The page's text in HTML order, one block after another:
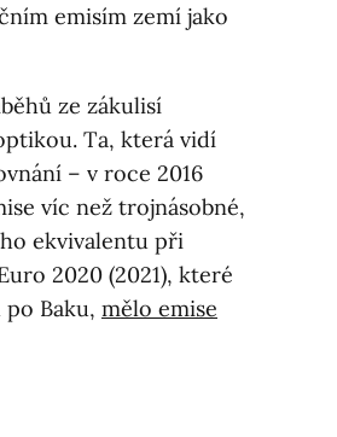
emisím zemí jako
ze zákulisí
Ta, která vidí
– v roce 2016
víc než trojnásobné,
ekvivalentu při
2020 (2021), které
Baku, mělo emise